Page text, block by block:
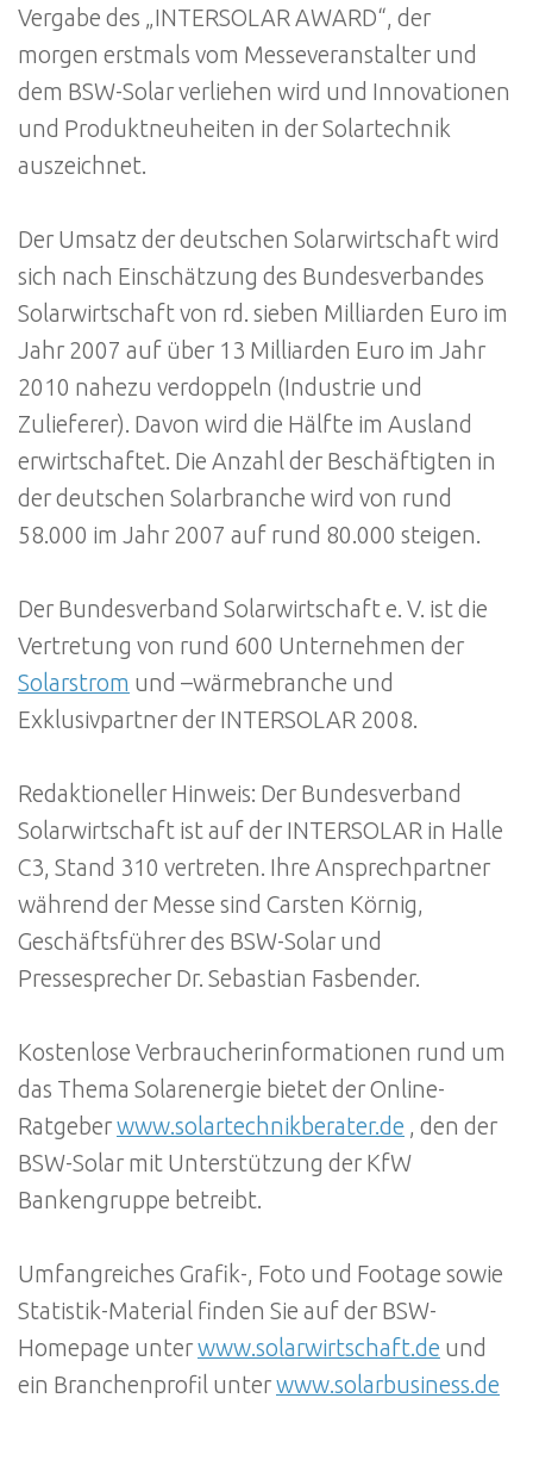
Vergabe des „INTERSOLAR AWARD“, der
morgen erstmals vom Messeveranstalter und
dem BSW-Solar verliehen wird und Innovationen
und Produktneuheiten in der Solartechnik
auszeichnet.
Der Umsatz der deutschen Solarwirtschaft wird
sich nach Einschätzung des Bundesverbandes
Solarwirtschaft von rd. sieben Milliarden Euro im
Jahr 2007 auf über 13 Milliarden Euro im Jahr
2010 nahezu verdoppeln (Industrie und
Zulieferer). Davon wird die Hälfte im Ausland
erwirtschaftet. Die Anzahl der Beschäftigten in
der deutschen Solarbranche wird von rund
58.000 im Jahr 2007 auf rund 80.000 steigen.
Der Bundesverband Solarwirtschaft e. V. ist die
Vertretung von rund 600 Unternehmen der
Solarstrom und –wärmebranche und
Exklusivpartner der INTERSOLAR 2008.
Redaktioneller Hinweis: Der Bundesverband
Solarwirtschaft ist auf der INTERSOLAR in Halle
C3, Stand 310 vertreten. Ihre Ansprechpartner
während der Messe sind Carsten Körnig,
Geschäftsführer des BSW-Solar und
Pressesprecher Dr. Sebastian Fasbender.
Kostenlose Verbraucherinformationen rund um
das Thema Solarenergie bietet der Online-
Ratgeberwww.solartechnikberater.de , den der
BSW-Solar mit Unterstützung der KfW
Bankengruppe betreibt.
Umfangreiches Grafik-, Foto und Footage sowie
Statistik-Material finden Sie auf der BSW-
Homepage unterwww.solarwirtschaft.de und
ein Branchenprofil unterwww.solarbusiness.de